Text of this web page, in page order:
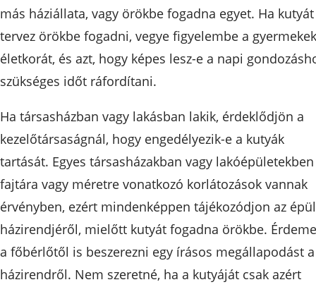
más háziállata, vagy örökbe fogadna egyet. Ha kutyát
tervez örökbe fogadni, vegye figyelembe a gyermekek
életkorát, és azt, hogy képes lesz-e a napi
szükséges időt ráfordítani.
Ha társasházban vagy lakásban lakik, érdeklődjön a
kezelőtársaságnál, hogy engedélyezik-e a kutyák
tartását. Egyes társasházakban vagy lakóépületekben
fajtára vagy méretre vonatkozó korlátozások vannak
érvényben, ezért mindenképpen tájékozódjon az
házirendjéről, mielőtt kutyát fogadna örökbe.
a főbérlőtől is beszerezni egy írásos megállapodást a
házirendről. Nem szeretné, ha a kutyáját csak azért